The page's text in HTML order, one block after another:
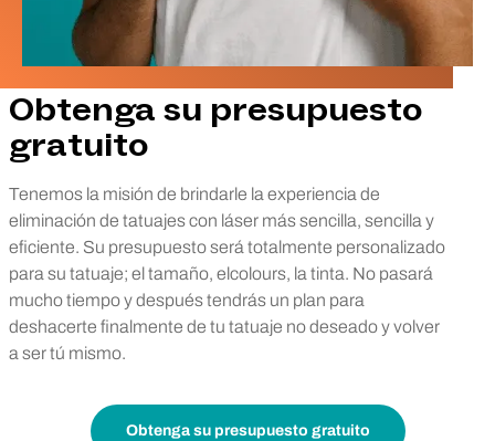
Obtenga su presupuesto
gratuito
Tenemos la misión de brindarle la experiencia de
eliminación de tatuajes con láser más sencilla, sencilla y
eficiente. Su presupuesto será totalmente personalizado
para su tatuaje; el tamaño, elcolours, la tinta. No pasará
mucho tiempo y después tendrás un plan para
deshacerte finalmente de tu tatuaje no deseado y volver
a ser tú mismo.
Obtenga su presupuesto gratuito